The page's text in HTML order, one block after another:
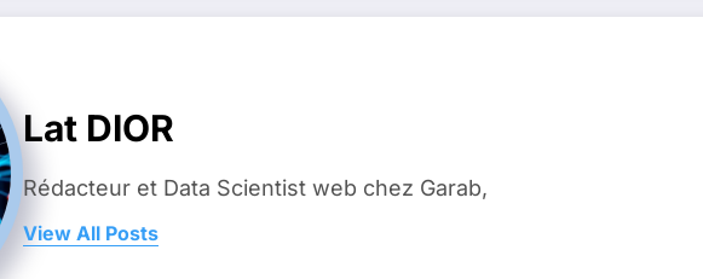
Lat DIOR
Rédacteur et Data Scientist web chez Garab,
View All Posts